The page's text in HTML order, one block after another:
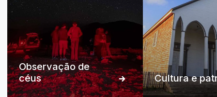
Observação de
céus
Cultura e